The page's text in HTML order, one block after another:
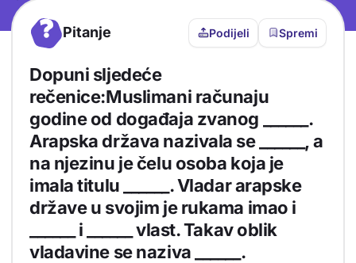
? Pitanje Podijeli Spremi
Dopuni sljedeće
rečenice:Muslimani računaju
godine od događaja zvanog ______.
Arapska država nazivala se ______, a
na njezinu je čelu osoba koja je
imala titulu ______. Vladar arapske
države u svojim je rukama imao i
______ i ______ vlast. Takav oblik
vladavine se naziva ______.